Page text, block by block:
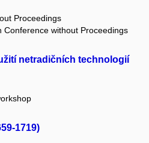
Proceedings
Conference without Proceedings
netradičních technologií
1719)